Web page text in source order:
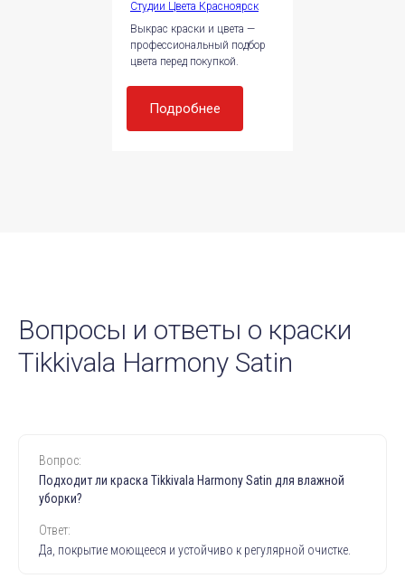
Студии Цвета Красноярск
Выкрас краски и цвета —
профессиональный подбор
цвета перед покупкой.
Подробнее
Вопросы и ответы о краски
Tikkivala Harmony Satin
Вопрос:
Подходит ли краска Tikkivala Harmony Satin для влажной
уборки?
Ответ:
Да, покрытие моющееся и устойчиво к регулярной очистке.